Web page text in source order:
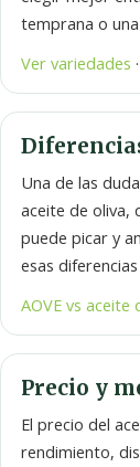
temprana o
Ver variedades ·
Una de las
aceite de oliva,
puede picar y
esas
AOVE vs aceite
Precio y
El precio del
rendimiento,